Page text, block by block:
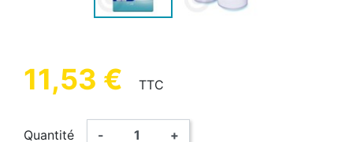
11,53 € TTC
Quantité - +